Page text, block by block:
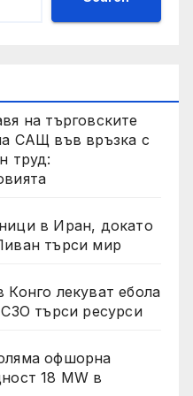
на търговските
САЩ във връзка с
труд:
в Иран, докато
търси мир
лекуват ебола
търси ресурси
офшорна
18 MW в